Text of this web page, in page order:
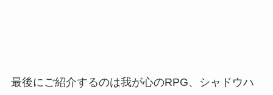
最後にご紹介するのは我が心のRPG、シャドウハ